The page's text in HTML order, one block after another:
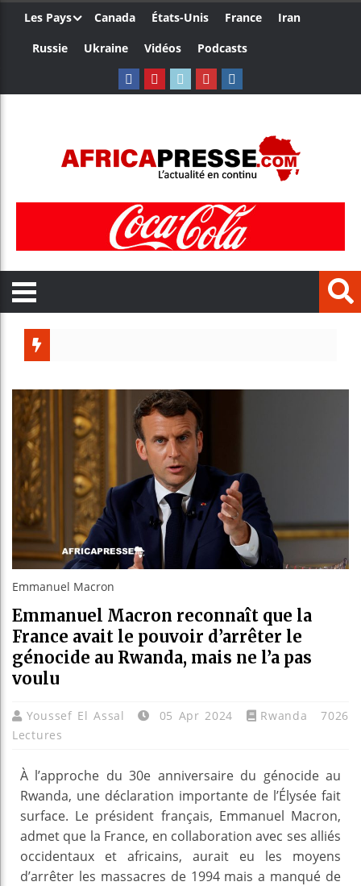
Les Pays Canada États-Unis France
Iran
Russie
Ukraine Vidéos Podcasts
Emmanuel Macron
Emmanuel Macron reconnaît que la
France avait le pouvoir d’arrêter le
génocide au Rwanda, mais ne l’a pas
voulu
Youssef El Assal 05 Apr 2024 Rwanda
7026
Lectures
À l’approche du 30e anniversaire du génocide au
Rwanda, une déclaration importante de l’Élysée fait
surface. Le président français, Emmanuel Macron,
admet que la France, en collaboration avec ses alliés
occidentaux et africains, aurait eu les moyens
d’arrêter les massacres de 1994 mais a manqué de